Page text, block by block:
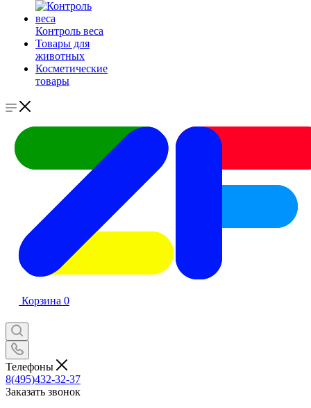
Контроль веса
Товары для
животных
Косметические
товары
Корзина 0
Телефоны
8(495)432-32-37
Заказать звонок